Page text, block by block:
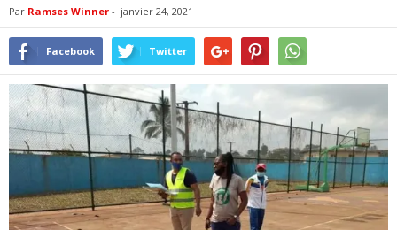
Par Ramses Winner - janvier 24, 2021
Facebook Twitter